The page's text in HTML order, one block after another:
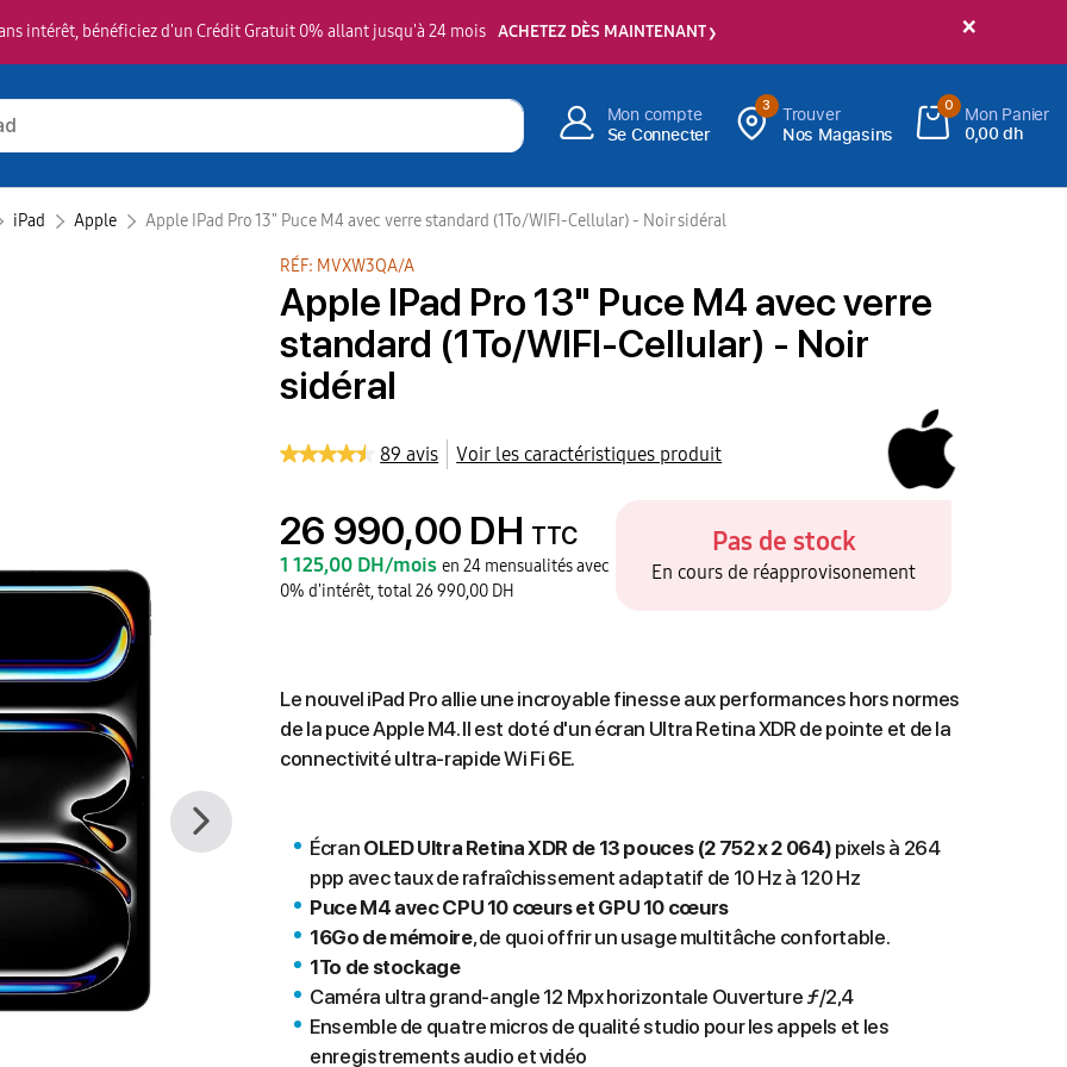
×
intérêt, bénéficiez d'un Crédit Gratuit 0% allant jusqu'à 24 mois ACHETEZ DÈS MAINTENANT
Mon compte
Se Connecter
3
Trouver
Nos Magasins
0
Mon Panier
0,00 dh
iPad Apple‎ Apple IPad Pro 13" Puce M4 avec verre standard (1To/WIFI-Cellular) - Noir sidéral
RÉF: MVXW3QA/A
Apple IPad Pro 13" Puce M4 avec verre
standard (1To/WIFI-Cellular) - Noir
sidéral
89 avis Voir les caractéristiques produit
26 990,00 DH TTC
1 125,00 DH/moisen 24 mensualités avec
0% d'intérêt, total 26 990,00 DH
Pas de stock
En cours de réapprovisonement
Le nouvel iPad Pro allie une incroyable finesse aux performances hors normes
de la puce Apple M4. Il est doté d'un écran Ultra Retina XDR de pointe et de la
connectivité ultra-rapide Wi Fi 6E.
Écran OLED Ultra Retina XDR de 13 pouces (2 752 x 2 064) pixels à 264
ppp avec taux de rafraî­­chissement adaptatif de 10 Hz à 120 Hz
Puce M4 avec CPU 10 cœurs et GPU 10 cœurs
16Go de mémoire, de quoi offrir un usage multitâche confortable.
1To de stockage
Caméra ultra grand‑angle 12 Mpx horizontale Ouverture ƒ/2,4
Ensemble de quatre micros de qualité studio pour les appels et les
enregistrements audio et vidéo